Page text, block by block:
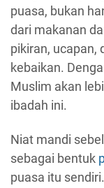
puasa, bukan
dari makanan
pikiran, ucapan,
kebaikan.
Muslim akan
ibadah ini.
Niat mandi
sebagai bentuk
puasa itu